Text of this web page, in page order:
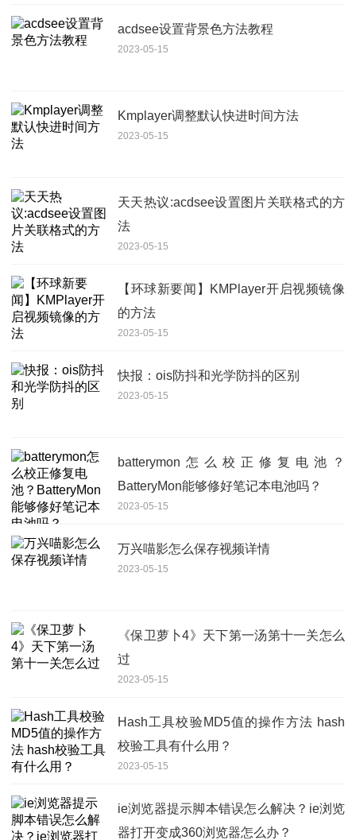
acdsee设置背景色方法教程
2023-05-15
Kmplayer调整默认快进时间方法
2023-05-15
天天热议:acdsee设置图片关联格式的方
法
2023-05-15
【环球新要闻】KMPlayer开启视频镜像
的方法
2023-05-15
快报：ois防抖和光学防抖的区别
2023-05-15
batterymon怎么校正修复电池？
BatteryMon能够修好笔记本电池吗？
2023-05-15
万兴喵影怎么保存视频详情
2023-05-15
《保卫萝卜4》天下第一汤第十一关怎么
过
2023-05-15
Hash工具校验MD5值的操作方法 hash
校验工具有什么用？
2023-05-15
ie浏览器提示脚本错误怎么解决？ie浏览
器打开变成360浏览器怎么办？